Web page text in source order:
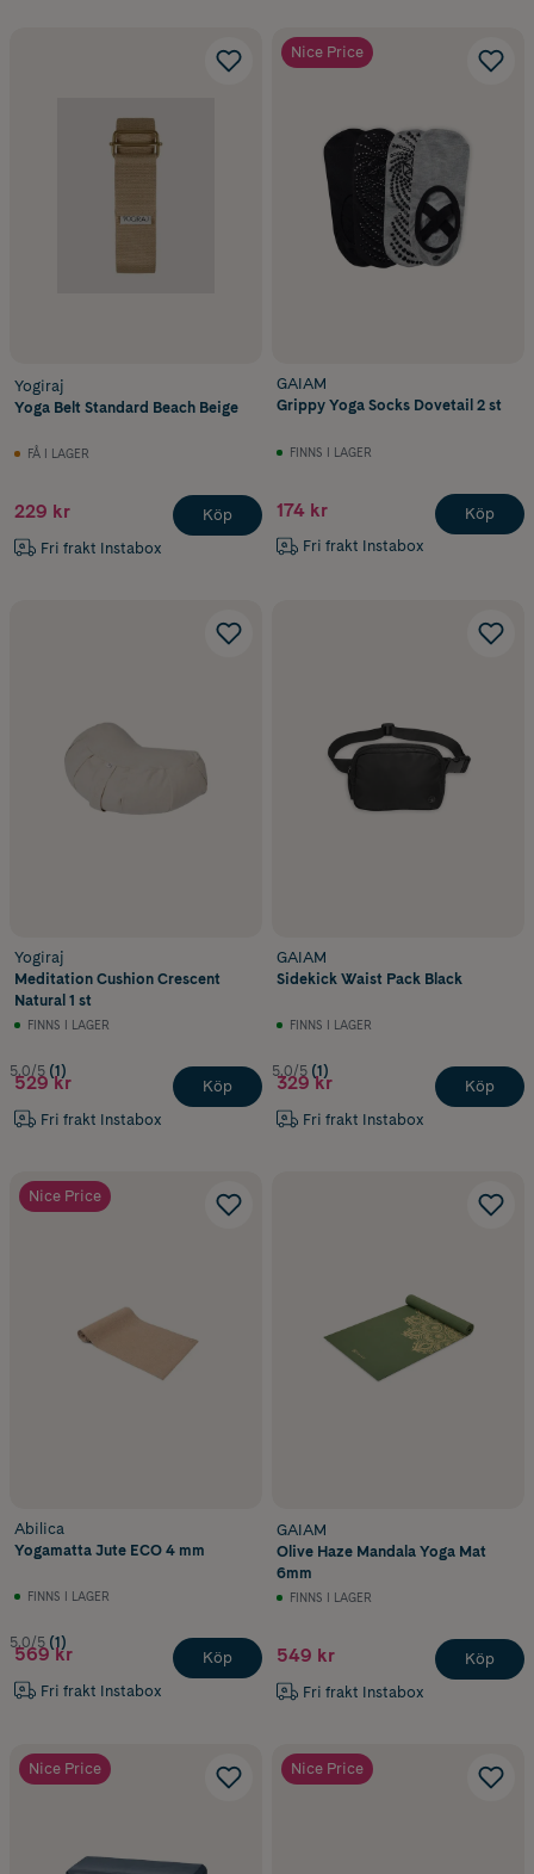
Yogiraj
Yoga Belt Standard Beach Beige
FÅ I LAGER
229 kr
Fri frakt Instabox
Köp
Nice Price
GAIAM
Grippy Yoga Socks Dovetail 2 st
FINNS I LAGER
174 kr
Fri frakt Instabox
Köp
Yogiraj
Meditation Cushion Crescent
Natural 1 st
FINNS I LAGER
5.0/5 (1)
529 kr
Fri frakt Instabox
Köp
GAIAM
Sidekick Waist Pack Black
FINNS I LAGER
5.0/5 (1)
329 kr
Fri frakt Instabox
Köp
Nice Price
Abilica
Yogamatta Jute ECO 4 mm
FINNS I LAGER
5.0/5 (1)
569 kr
Fri frakt Instabox
Köp
GAIAM
Olive Haze Mandala Yoga Mat
6mm
FINNS I LAGER
549 kr
Fri frakt Instabox
Köp
Nice Price Nice Price